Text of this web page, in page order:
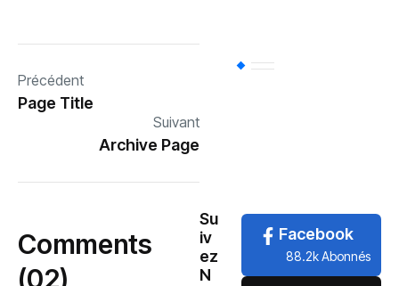
Précédent
Page Title
Suivant
Archive Page
Comments
(02)
Su
iv
ez
N
Facebook
88.2k Abonnés